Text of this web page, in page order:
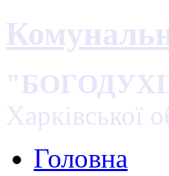
Харківської
Головна